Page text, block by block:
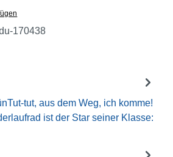
170438
tut, aus dem Weg, ich komme!
ist der Star seiner Klasse: